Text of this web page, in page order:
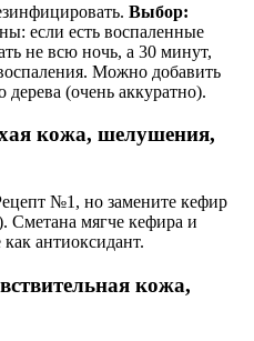
Выбор:
если есть воспаленные
не всю ночь, а 30 минут,
Можно добавить
(очень аккуратно).
кожа, шелушения,
№1, но замените кефир
Сметана мягче кефира и
антиоксидант.
кожа,